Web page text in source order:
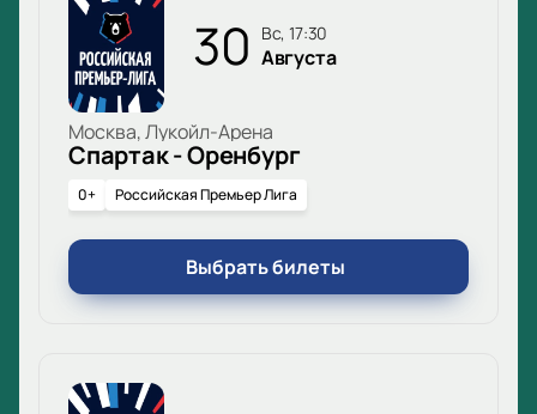
30 вс, 17:30
Августа
Москва, Лукойл-Арена
Спартак - Оренбург
0+ Российская Премьер Лига
Выбрать билеты